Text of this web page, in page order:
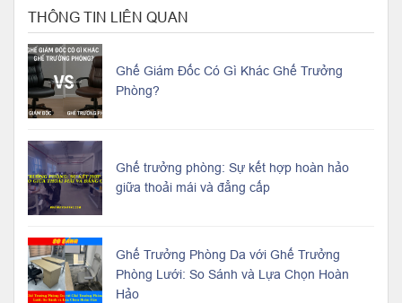
THÔNG TIN LIÊN QUAN
Ghế Giám Đốc Có Gì Khác Ghế Trưởng
Phòng?
Ghế trưởng phòng: Sự kết hợp hoàn hảo
giữa thoải mái và đẳng cấp
Ghế Trưởng Phòng Da với Ghế Trưởng
Phòng Lưới: So Sánh và Lựa Chọn Hoàn
Hảo